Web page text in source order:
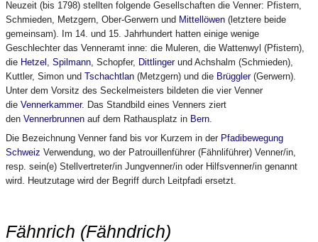
Neuzeit (bis 1798) stellten folgende Gesellschaften die Venner: Pfistern,
Schmieden, Metzgern, Ober-Gerwern und Mittellöwen (letztere beide
gemeinsam). Im 14. und 15. Jahrhundert hatten einige wenige
Geschlechter das Venneramt inne: die Muleren, die Wattenwyl (Pfistern),
die Hetzel Spilmann , Schopfer, Dittlingerund Achshalm (Schmieden),
Kuttler, Simon und Tschachtlan (Metzgern) und die Brüggler(Gerwern).
Unter dem Vorsitz des Seckelmeisters bildeten die vier Venner
die Vennerkammer. Das Standbild eines Venners ziert
den Vennerbrunnen auf dem Rathausplatz in Bern
Die Bezeichnung Venner fand bis vor Kurzem in der Pfadibewegung
Schweiz Verwendung, wo der Patrouillenführer (Fähnliführer) Venner/in,
resp. sein(e) Stellvertreter/in Jungvenner/in oder Hilfsvenner/in genannt
wird. Heutzutage wird der Begriff durch Leitpfadi ersetzt.
Fähnrich (Fähndrich)